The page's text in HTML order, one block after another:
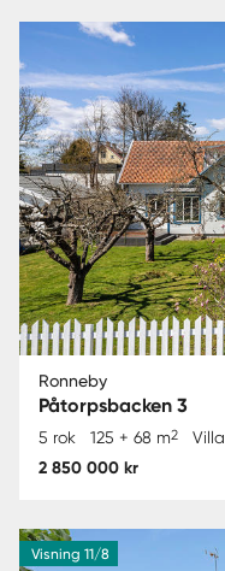
Ronneby
Påtorpsbacken 3
5 rok 125 + 68 m2 Villa
2 850 000 kr
Visning 11/8